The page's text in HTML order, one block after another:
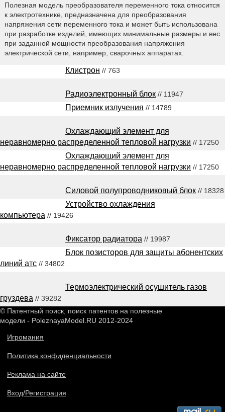
Полезная модель преобразователя переменного тока относится
к электротехнике, предназначена для преобразования
напряжения сети переменного тока и может быть использована
при разработке изделий, имеющих минимальные размеры и вес
при заданной мощности преобразования напряжения
электрической сети, например, сварочных аппаратах.
Клистрон // 763
Радиоэлектронный блок // 11947
Приемник излучения // 14789
Охлаждающий элемент для
неравномерно распределенной тепловой нагрузки // 17250
Охлаждающий элемент для
неравномерно распределенной тепловой нагрузки // 17250
Силовой полупроводниковый блок // 18328
Устройство охлаждения
компьютера // 19426
Фиксатор радиатора // 19987
Блок позисторов для защиты абонентских
линий атс // 34802
Термоэлектрический осушитель газов
груздева // 39282
© Патентный поиск, поиск патентов на полезные
модели - PoleznayaModel.RU 2012-2024
Игромания
Политика конфиденциальности
Реклама на сайте
Вход/Регистрация